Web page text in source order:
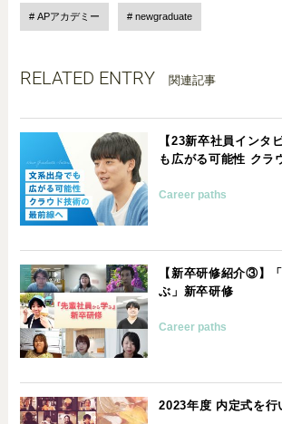
APアカデミー newgraduate
RELATED ENTRY 関連記事
【23新卒社員インタ
も広がる可能性 クラ
Career paths
【新卒研修紹介③】
ぶ」新卒研修
Career paths
2023年度 内定式を行